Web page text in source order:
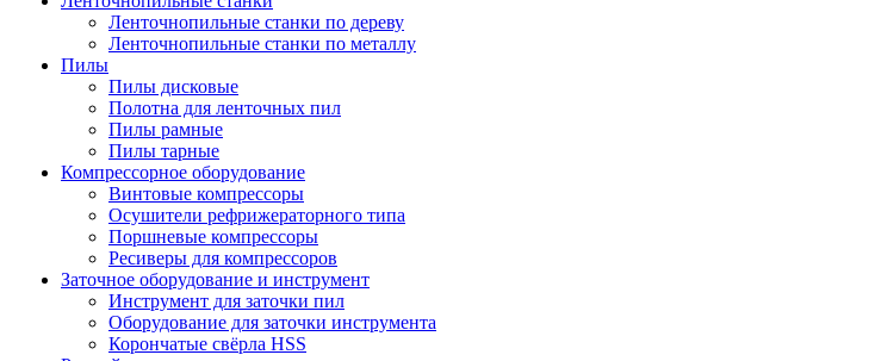
Ленточнопильные станки по дереву
Ленточнопильные станки по металлу
Пилы
Пилы дисковые
Полотна для ленточных пил
Пилы рамные
Пилы тарные
Компрессорное оборудование
Винтовые компрессоры
Осушители рефрижераторного типа
Поршневые компрессоры
Ресиверы для компрессоров
Заточное оборудование и инструмент
Инструмент для заточки пил
Оборудование для заточки инструмента
Корончатые свёрла HSS